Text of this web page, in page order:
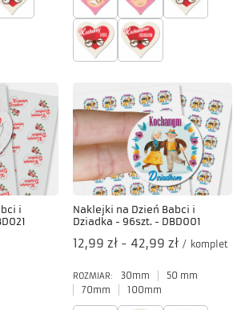
i
Naklejki na Dzień Babci i
Dziadka - 96szt. - DBD001
od
12,99 zł - do
42,99 zł / komplet
ROZMIAR: 30mm
50 mm
70mm
100mm